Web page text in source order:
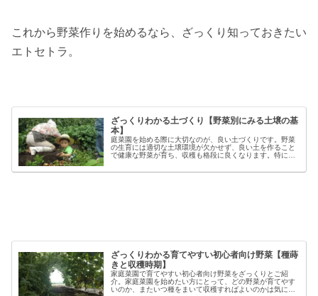
これから野菜作りを始めるなら、ざっくり知っておきたい
エトセトラ。
ざっくりわかる土づくり【野菜別にみる土壌の基
本】
庭菜園を始める際に大切なのが、良い土づくりです。野菜
の生育には適切な土壌環境が欠かせず、良い土を作ること
で健康な野菜が育ち、収穫も格段に良くなります。特に初
家庭菜園で失敗しないコツと言える...
ざっくりわかる育てやすい初心者向け野菜【種蒔
きと収穫時期】
家庭菜園で育てやすい初心者向け野菜をざっくりとご紹
介。家庭菜園を始めたい方にとって、どの野菜が育てやす
いのか、またいつ種をまいて収穫すればよいのかは気にな